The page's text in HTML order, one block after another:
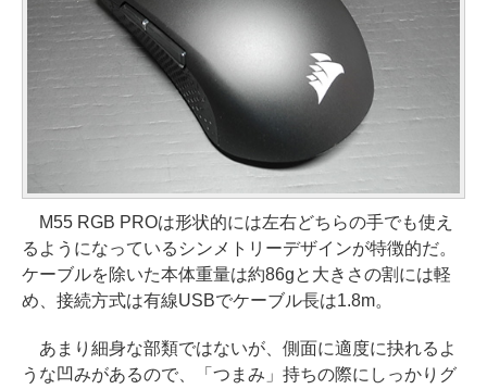
M55 RGB PROは形状的には左右どちらの手でも使え
るようになっているシンメトリーデザインが特徴的だ。
ケーブルを除いた本体重量は約86gと大きさの割には軽
め、接続方式は有線USBでケーブル長は1.8m。
あまり細身な部類ではないが、側面に適度に抉れるよ
うな凹みがあるので、「つまみ」持ちの際にしっかりグ